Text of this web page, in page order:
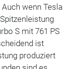
wenn Tesla
S mit 761 PS
ist
produziert